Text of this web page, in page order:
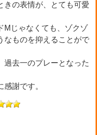
きの表情が、とても可愛
Mじゃなくても、ゾクゾ
なものを抑えることがで
過去一のプレーとなった
謝です。